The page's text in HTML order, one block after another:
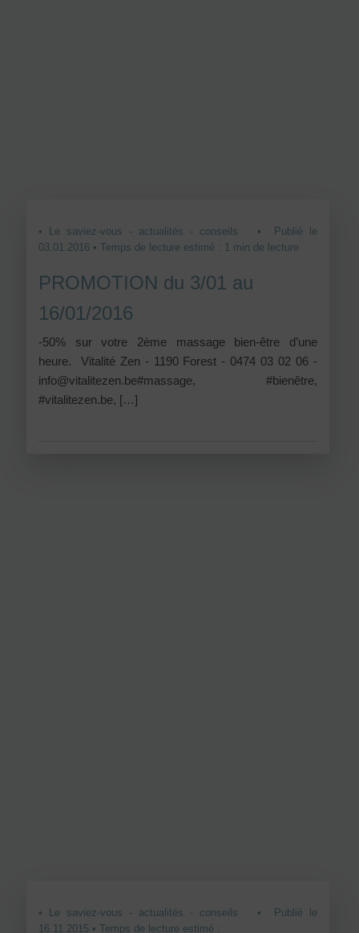
• Le saviez-vous - actualités - conseils • Publié le
03.01.2016 • Temps de lecture estimé : 1 min de lecture
PROMOTION du 3/01 au
16/01/2016
-50% sur votre 2ème massage bien-être d’une
heure. Vitalité Zen - 1190 Forest - 0474 03 02 06 -
info@vitalitezen.be#massage, #bienêtre,
‪#‎vitalitezen.be, […]
• Le saviez-vous - actualités - conseils • Publié le
16.11.2015 • Temps de lecture estimé :